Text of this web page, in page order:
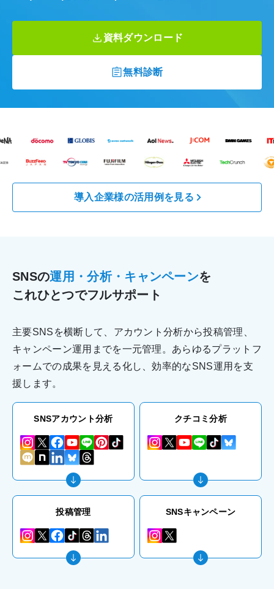
資料ダウンロード
無料診断
導入企業様の活用例を見る
SNSの運用・分析・キャンペーンを
これひとつでフルサポート
主要SNSを横断して、アカウント分析から投稿管理、
キャンペーン運用までを一元管理。あらゆるプラットフ
ォームでの成果を見える化し、効率的なSNS運用を支
援します。
SNSアカウント分析 クチコミ分析
投稿管理 SNSキャンペーン